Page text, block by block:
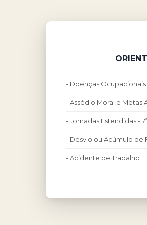
- Doenças Ocupacionais
- Assédio Moral e Metas
- Jornadas Estendidas -
- Desvio ou Acúmulo de
- Acidente de Trabalho